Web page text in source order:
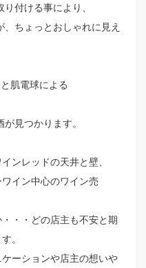
付ける事により、
ちょっとおしゃれに見え
肌電球による
見つかります。
レッドの天井と壁、
イン中心のワイン売
・・どの店主も不安と期
。
ーションや店主の想いや